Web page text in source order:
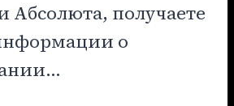
Абсолюта, получаете
о